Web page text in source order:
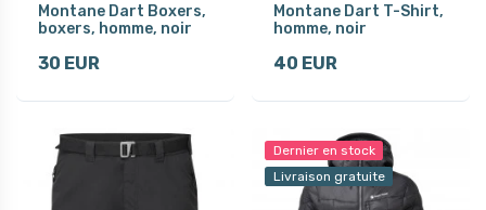
Montane Dart Boxers,
boxers, homme, noir
30 EUR
Montane Dart T-Shirt,
homme, noir
40 EUR
Dernier en stock
Livraison gratuite